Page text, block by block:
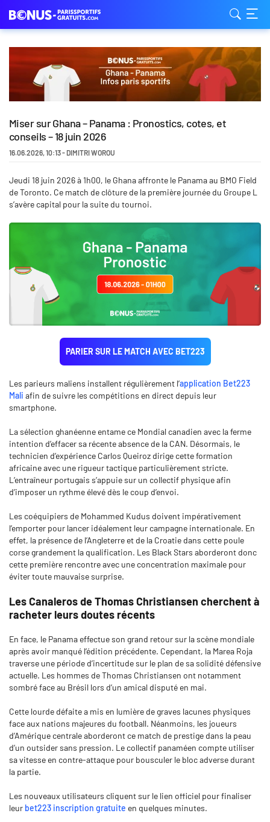
Miser sur Ghana – Panama : Pronostics, cotes, et
conseils – 18 juin 2026
16.06.2026,10:13- DIMITRI WOROU
Jeudi 18 juin 2026 à 1h00, le Ghana affronte le Panama au BMO Field
de Toronto. Ce match de clôture de la première journée du Groupe L
s’avère capital pour la suite du tournoi.
PARIER SUR LE MATCH AVEC BET223
Les parieurs maliens installent régulièrement l’application Bet223
Mali afin de suivre les compétitions en direct depuis leur
smartphone.
La sélection ghanéenne entame ce Mondial canadien avec la ferme
intention d’effacer sa récente absence de la CAN. Désormais, le
technicien d’expérience Carlos Queiroz dirige cette formation
africaine avec une rigueur tactique particulièrement stricte.
L’entraîneur portugais s’appuie sur un collectif physique afin
d’imposer un rythme élevé dès le coup d’envoi.
Les coéquipiers de Mohammed Kudus doivent impérativement
l’emporter pour lancer idéalement leur campagne internationale. En
effet, la présence de l’Angleterre et de la Croatie dans cette poule
corse grandement la qualification. Les Black Stars aborderont donc
cette première rencontre avec une concentration maximale pour
éviter toute mauvaise surprise.
Les Canaleros de Thomas Christiansen cherchent à
racheter leurs doutes récents
En face, le Panama effectue son grand retour sur la scène mondiale
après avoir manqué l’édition précédente. Cependant, la Marea Roja
traverse une période d’incertitude sur le plan de sa solidité défensive
actuelle. Les hommes de Thomas Christiansen ont notamment
sombré face au Brésil lors d’un amical disputé en mai.
Cette lourde défaite a mis en lumière de graves lacunes physiques
face aux nations majeures du football. Néanmoins, les joueurs
d’Amérique centrale aborderont ce match de prestige dans la peau
d’un outsider sans pression. Le collectif panaméen compte utiliser
sa vitesse en contre-attaque pour bousculer le bloc adverse durant
la partie.
Les nouveaux utilisateurs cliquent sur le lien officiel pour finaliser
leur bet223 inscription gratuite en quelques minutes.